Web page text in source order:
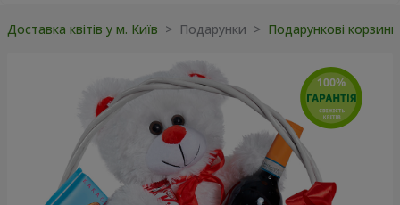
Доставка квітів у м. Київ > Подарунки > Подарункові